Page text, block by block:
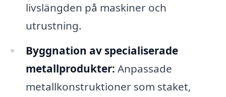
livslängden på maskiner och
utrustning.
Byggnation av specialiserade
metallprodukter: Anpassade
metallkonstruktioner som staket,